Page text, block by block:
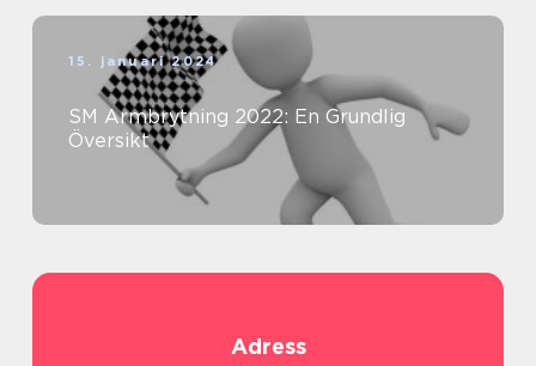
15. januari 2024
SM Armbrytning 2022: En Grundlig
Översikt
Adress